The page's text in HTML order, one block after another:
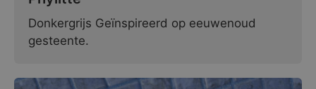
Donkergrijs Geïnspireerd op eeuwenoud
gesteente.